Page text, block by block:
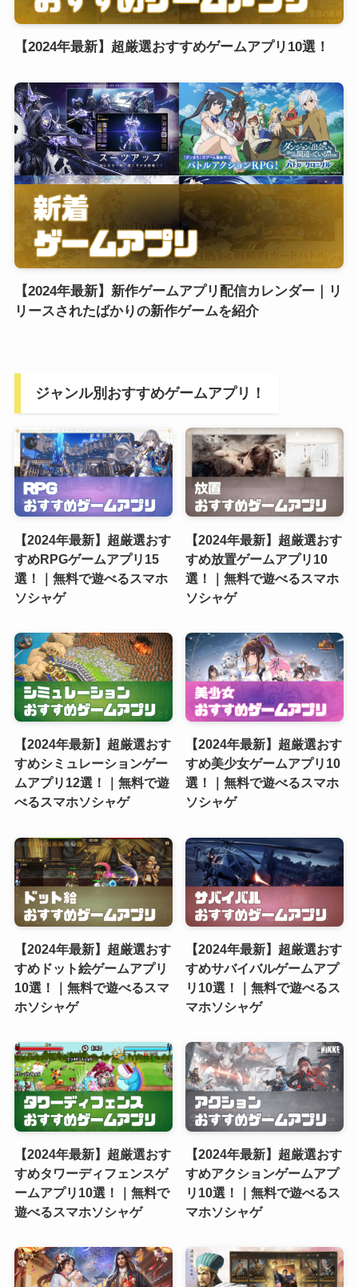
【2024年最新】超厳選おすすめゲームアプリ10選！
【2024年最新】新作ゲームアプリ配信カレンダー｜リ
リースされたばかりの新作ゲームを紹介
ジャンル別おすすめゲームアプリ！
【2024年最新】超厳選おす
すめRPGゲームアプリ15
選！｜無料で遊べるスマホ
ソシャゲ
【2024年最新】超厳選おす
すめ放置ゲームアプリ10
選！｜無料で遊べるスマホ
ソシャゲ
【2024年最新】超厳選おす
すめシミュレーションゲー
ムアプリ12選！｜無料で遊
べるスマホソシャゲ
【2024年最新】超厳選おす
すめ美少女ゲームアプリ10
選！｜無料で遊べるスマホ
ソシャゲ
【2024年最新】超厳選おす
すめドット絵ゲームアプリ
10選！｜無料で遊べるスマ
ホソシャゲ
【2024年最新】超厳選おす
すめサバイバルゲームアプ
リ10選！｜無料で遊べるス
マホソシャゲ
【2024年最新】超厳選おす
すめタワーディフェンスゲ
ームアプリ10選！｜無料で
遊べるスマホソシャゲ
【2024年最新】超厳選おす
すめアクションゲームアプ
リ10選！｜無料で遊べるス
マホソシャゲ